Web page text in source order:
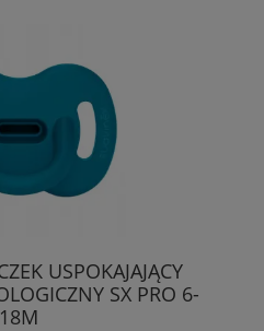
USPOKAJAJĄCY
SX PRO 6-
18M